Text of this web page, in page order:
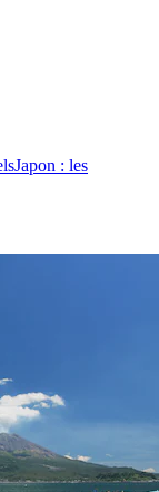
Japon : les